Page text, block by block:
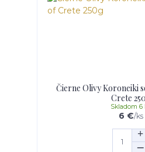
Čierne Olivy Koroneiki
Crete
6 €/ks
Skladom 6